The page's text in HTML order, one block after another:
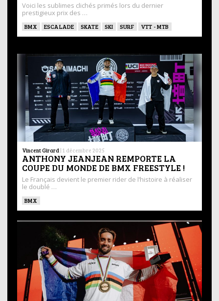
Voici les sublimes clichés primés lors du dernier
prestigieux prix des …
BMX ESCALADE SKATE SKI SURF VTT - MTB
Vincent Girard | 1 décembre 2025
ANTHONY JEANJEAN REMPORTE LA
COUPE DU MONDE DE BMX FREESTYLE !
Le Français devient le premier rider de l’histoire à réaliser
le doublé …
BMX